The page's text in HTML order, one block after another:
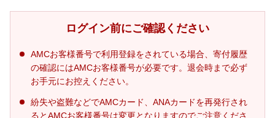
ログイン前にご確認ください
AMCお客様番号で利用登録をされている場合、寄付履歴
の確認にはAMCお客様番号が必要です。退会時まで必ず
お手元にお控えください。
紛失や盗難などでAMCカード、ANAカードを再発行され
るとAMCお客様番号は変更となりますのでご注意くださ